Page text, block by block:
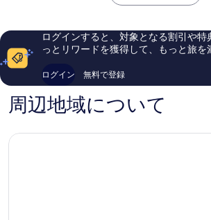
ト
ビ
ー
し
口
コ
1,006
件
の
口
ログインすると、対象となる割引や特
っとリワードを獲得して、もっと旅を
ログイン 無料で登録
周辺地域について